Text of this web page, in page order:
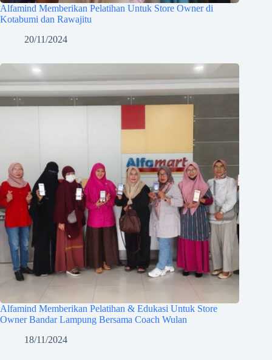
Alfamind Memberikan Pelatihan Untuk Store Owner di
Kotabumi dan Rawajitu
20/11/2024
Alfamind Memberikan Pelatihan & Edukasi Untuk Store
Owner Bandar Lampung Bersama Coach Wulan
18/11/2024